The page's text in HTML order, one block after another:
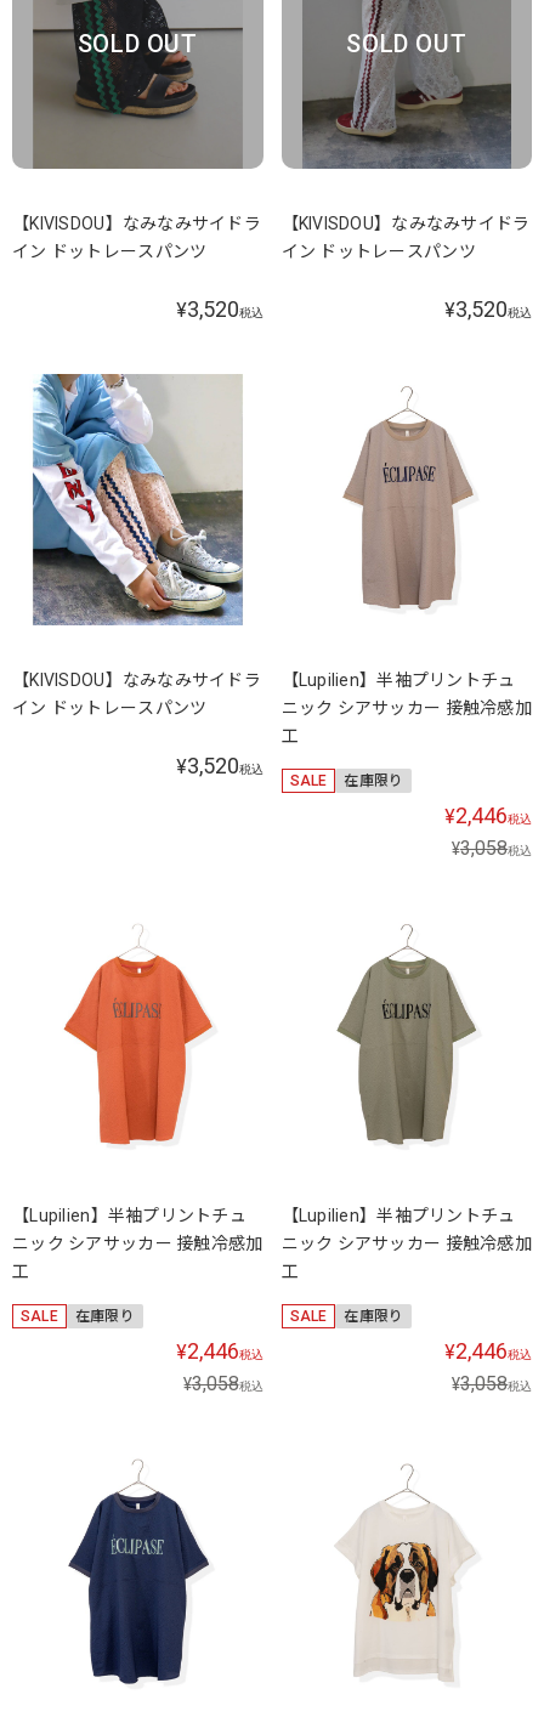
SOLD OUT
【KIVISDOU】なみなみサイドラ
イン ドットレースパンツ
¥3,520税込
SOLD OUT
【KIVISDOU】なみなみサイドラ
イン ドットレースパンツ
¥3,520税込
【KIVISDOU】なみなみサイドラ
イン ドットレースパンツ
¥3,520税込
【Lupilien】半袖プリントチュ
ニック シアサッカー 接触冷感加
工
SALE 在庫限り
¥2,446税込
¥3,058税込
【Lupilien】半袖プリントチュ
ニック シアサッカー 接触冷感加
工
SALE 在庫限り
¥2,446税込
¥3,058税込
【Lupilien】半袖プリントチュ
ニック シアサッカー 接触冷感加
工
SALE 在庫限り
¥2,446税込
¥3,058税込